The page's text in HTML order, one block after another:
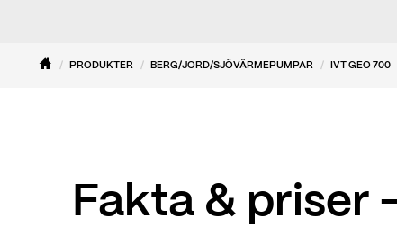
PRODUKTER BERG/JORD/SJÖVÄRMEPUMPAR IVT GEO 700
Fakta & priser